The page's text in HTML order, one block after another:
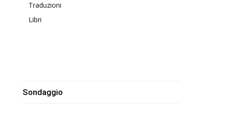
Traduzioni
Libri
Sondaggio